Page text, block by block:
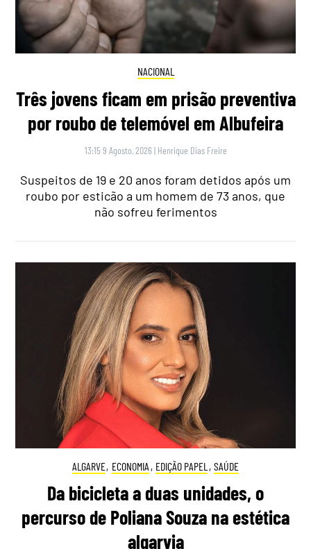
NACIONAL
Três jovens ficam em prisão preventiva
por roubo de telemóvel em Albufeira
13:15 9 Agosto, 2026 | Henrique Dias Freire
Suspeitos de 19 e 20 anos foram detidos após um
roubo por esticão a um homem de 73 anos, que
não sofreu ferimentos
ALGARVE, ECONOMIA , EDIÇÃO PAPEL , SAÚDE
Da bicicleta a duas unidades, o
percurso de Poliana Souza na estética
algarvia